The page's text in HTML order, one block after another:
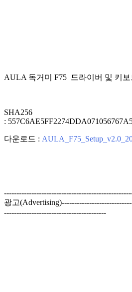
AULA 독거미 F75 드라이버 및 키
SHA256
:
다운로드 :
광고
-----------------------------------------